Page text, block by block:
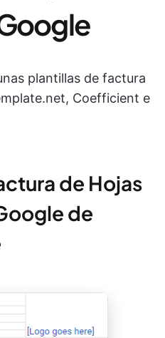
plantillas de factura
Coefficient e
de Hojas
de